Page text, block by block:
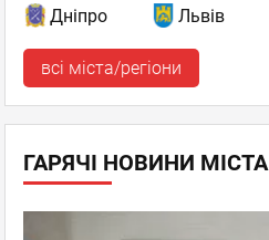
Дніпро Львів
всі міста/регіони
ГАРЯЧІ НОВИНИ МІСТА